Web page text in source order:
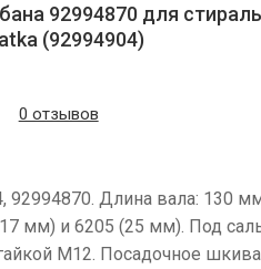
92994870 для
(92994904)
0 отзывов
92994870. Длина вала: 130
мм) и 6205 (25 мм). Под
М12. Посадочное